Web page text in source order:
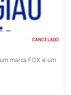
CANCELADO
marca FOX e um